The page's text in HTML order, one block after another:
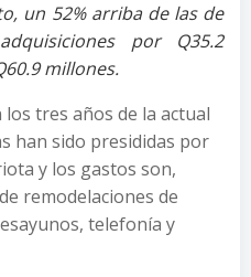
un 52% arriba de las de
por Q35.2
millones.
los tres años de la actual
han sido presididas por
y los gastos son,
remodelaciones de
telefonía y